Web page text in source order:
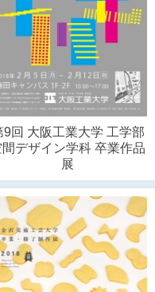
9回 大阪工業大学 工学部
間デザイン学科 卒業作品
展